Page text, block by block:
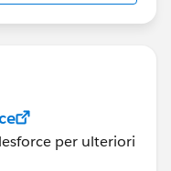
per ulteriori